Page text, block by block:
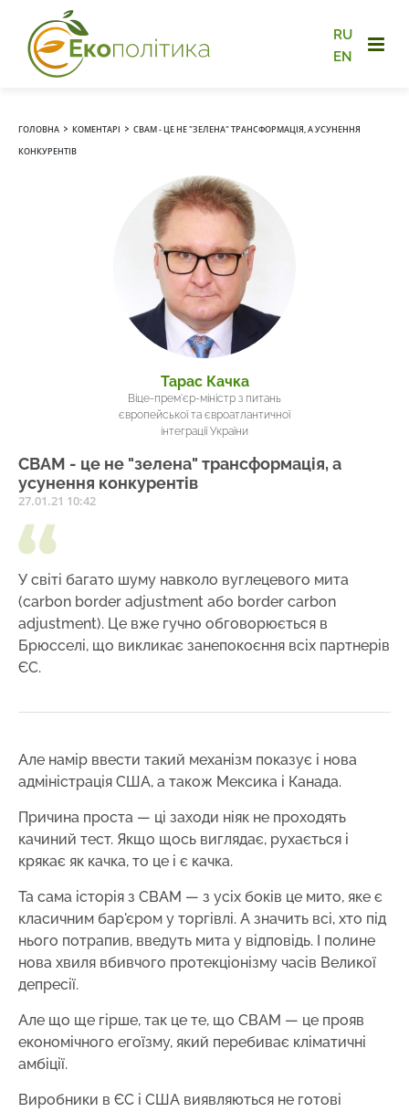
RU
EN
ГОЛОВНА › КОМЕНТАРІ › СВАМ - ЦЕ НЕ "ЗЕЛЕНА" ТРАНСФОРМАЦІЯ, А УСУНЕННЯ
КОНКУРЕНТІВ
Тарас Качка
Віце-прем'єр-міністр з питань
європейської та євроатлантичної
інтеграції України
СВАМ - це не "зелена" трансформація, а
усунення конкурентів
27.01.21 10:42
У світі багато шуму навколо вуглецевого мита
(carbon border adjustment або border carbon
adjustment). Це вже гучно обговорюється в
Брюсселі, що викликає занепокоєння всіх партнерів
ЄС.
Але намір ввести такий механізм показує і нова
адміністрація США, а також Мексика і Канада.
Причина проста — ці заходи ніяк не проходять
качиний тест. Якщо щось виглядає, рухається і
крякає як качка, то це і є качка.
Та сама історія з CBAM — з усіх боків це мито, яке є
класичним бар'єром у торгівлі. А значить всі, хто під
нього потрапив, введуть мита у відповідь. І полине
нова хвиля вбивчого протекціонізму часів Великої
депресії.
Але що ще гірше, так це те, що СВАМ — це прояв
економічного егоїзму, який перебиває кліматичні
амбіції.
Виробники в ЄС і США виявляються не готові